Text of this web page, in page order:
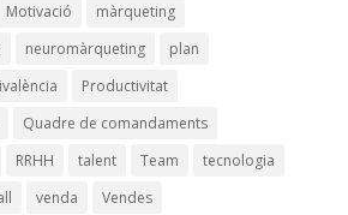
Motivació
màrqueting
neuromàrqueting
plan
Productivitat
Quadre de comandaments
RRHH talent Team
tecnologia
venda Vendes